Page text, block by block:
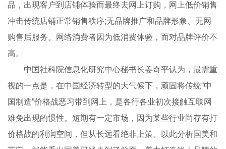
品，出现客户到店铺体验而最终去网上订购，网上低价销售
冲击传统店铺正常销售秩序;无品牌推广和品牌形象、无网
购售后服务。网络消费者因为低消费体验，而对品牌评价不
高。
中国社科院信息化研究中心秘书长姜奇平认为，最需重
视的一点是，在中国经济转型的大气候下，顽固将传统“中
国制造”价格战恶习带到网上，是各行各业初次接触互联网
难免出现的惯性。短期有一定市场，因为某些行业尚存有打
价格战的利润空间，但从长远看绝非上策。以此分析国美和